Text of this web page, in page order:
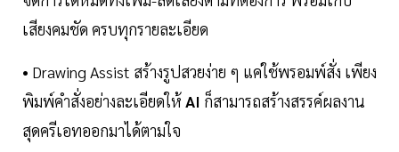
เสียงคมชัด ครบทุกรายละเอียด
• Drawing Assist สร้างรูปสวยง่าย ๆ แค่ใช้พรอมพ์สั่ง เพียง
พิมพ์คำสั่งอย่างละเอียดให้AI ก็สามารถสร้างสรรค์ผลงาน
สุดครีเอทออกมาได้ตามใจ